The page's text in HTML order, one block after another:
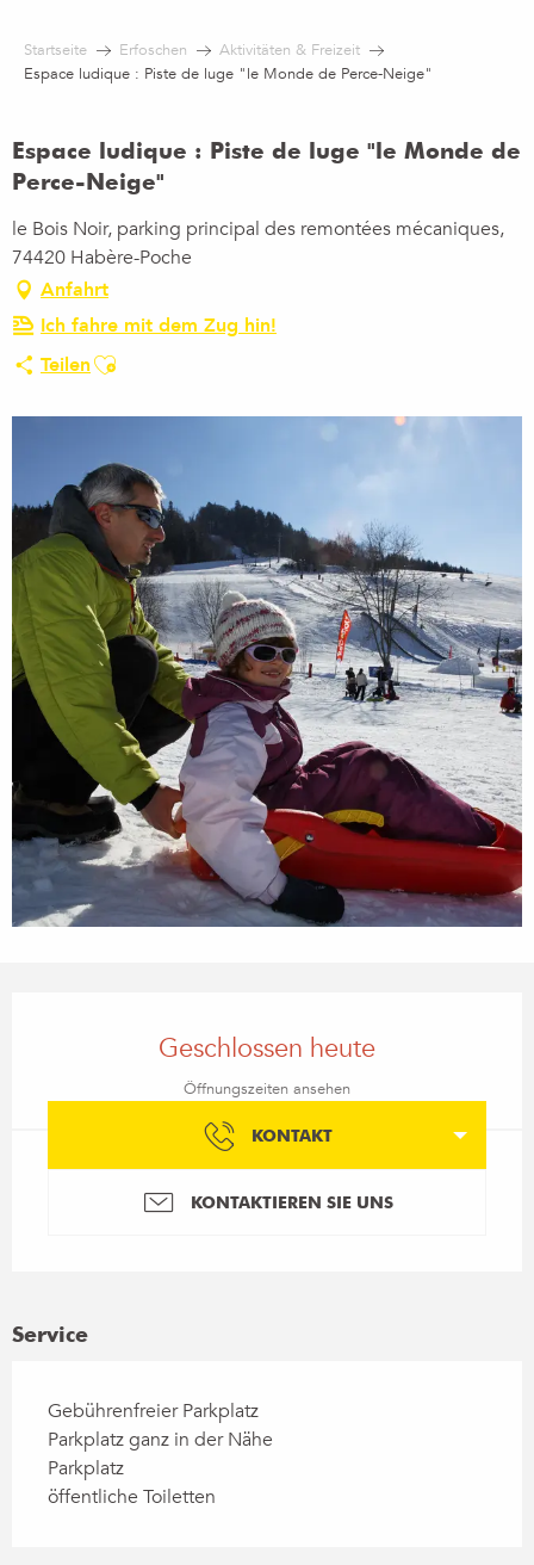
contenu
Startseite Erfoschen
Aktivitäten & Freizeit
Espace ludique : Piste de luge "le Monde de Perce-Neige"
Espace ludique : Piste de luge "le Monde de
Perce-Neige"
le Bois Noir, parking principal des remontées mécaniques,
74420 Habère-Poche
Anfahrt
Ich fahre mit dem Zug hin!
TeilenAjouter aux favoris
Geschlossen heute
Öffnungszeiten ansehen
KONTAKT
KONTAKTIEREN SIE UNS
Service
Gebührenfreier Parkplatz
Parkplatz ganz in der Nähe
Parkplatz
öffentliche Toiletten